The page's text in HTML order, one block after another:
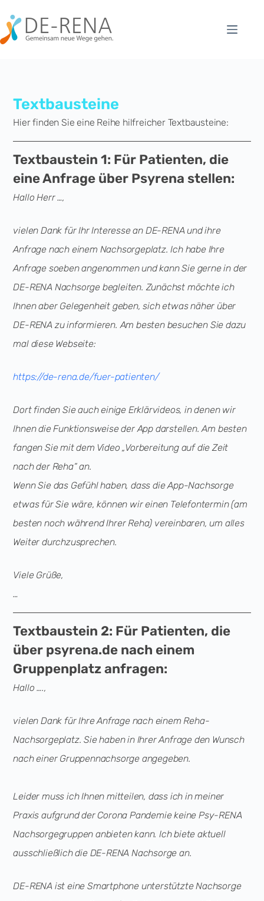
Textbausteine
Hier finden Sie eine Reihe hilfreicher Textbausteine:
Textbaustein 1: Für Patienten, die
eine Anfrage über Psyrena stellen:
Hallo Herr …,
vielen Dank für Ihr Interesse an DE-RENA und ihre
Anfrage nach einem Nachsorgeplatz. Ich habe Ihre
Anfrage soeben angenommen und kann Sie gerne in der
DE-RENA Nachsorge begleiten. Zunächst möchte ich
Ihnen aber Gelegenheit geben, sich etwas näher über
DE-RENA zu informieren. Am besten besuchen Sie dazu
mal diese Webseite:
https://de-rena.de/fuer-patienten/
Dort finden Sie auch einige Erklärvideos, in denen wir
Ihnen die Funktionsweise der App darstellen. Am besten
fangen Sie mit dem Video „Vorbereitung auf die Zeit
nach der Reha“ an.
Wenn Sie das Gefühl haben, dass die App-Nachsorge
etwas für Sie wäre, können wir einen Telefontermin (am
besten noch während Ihrer Reha) vereinbaren, um alles
Weiter durchzusprechen.
Viele Grüße,
…
Textbaustein 2: Für Patienten, die
über psyrena.de nach einem
Gruppenplatz anfragen:
Hallo ….,
vielen Dank für Ihre Anfrage nach einem Reha-
Nachsorgeplatz. Sie haben in Ihrer Anfrage den Wunsch
nach einer Gruppennachsorge angegeben.
Leider muss ich Ihnen mitteilen, dass ich in meiner
Praxis aufgrund der Corona Pandemie keine Psy-RENA
Nachsorgegruppen anbieten kann. Ich biete aktuell
ausschließlich die DE-RENA Nachsorge an.
DE-RENA ist eine Smartphone unterstützte Nachsorge